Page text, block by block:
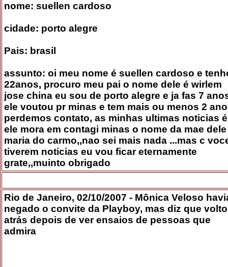
nome: suellen cardoso
cidade: porto alegre
Pais: brasil
assunto: oi meu nome é suellen cardoso e
22anos, procuro meu pai o nome dele é wirlem
jose china eu sou de porto alegre e ja fas 7
ele voutou pr minas e tem mais ou menos 2
perdemos contato, as minhas ultimas noticias
ele mora em contagi minas o nome da mae dele
maria do carmo,,nao sei mais nada ...mas c
tiverem noticias eu vou ficar eternamente
grate,,muinto obrigado
Rio de Janeiro, 02/10/2007 - Mônica Veloso
negado o convite da Playboy, mas diz que
atrás depois de ver ensaios de pessoas que
admira